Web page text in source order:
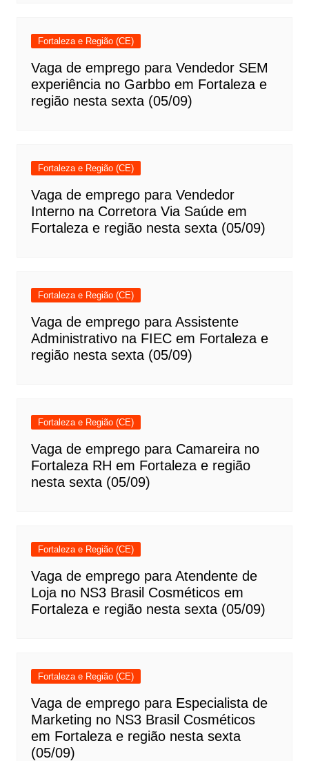
Fortaleza e Região (CE)
Vaga de emprego para Vendedor SEM
experiência no Garbbo em Fortaleza e
região nesta sexta (05/09)
Fortaleza e Região (CE)
Vaga de emprego para Vendedor
Interno na Corretora Via Saúde em
Fortaleza e região nesta sexta (05/09)
Fortaleza e Região (CE)
Vaga de emprego para Assistente
Administrativo na FIEC em Fortaleza e
região nesta sexta (05/09)
Fortaleza e Região (CE)
Vaga de emprego para Camareira no
Fortaleza RH em Fortaleza e região
nesta sexta (05/09)
Fortaleza e Região (CE)
Vaga de emprego para Atendente de
Loja no NS3 Brasil Cosméticos em
Fortaleza e região nesta sexta (05/09)
Fortaleza e Região (CE)
Vaga de emprego para Especialista de
Marketing no NS3 Brasil Cosméticos
em Fortaleza e região nesta sexta
(05/09)